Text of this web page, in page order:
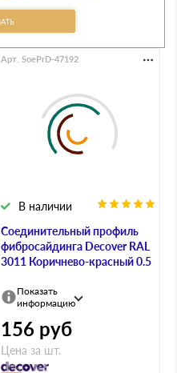
Соединительный профиль
фибросайдинга Decover RAL
3011 Коричнево-красный 0.5
В наличии
Арт. SoePrD-47192
Показать
информацию
156 руб
Цена за шт.